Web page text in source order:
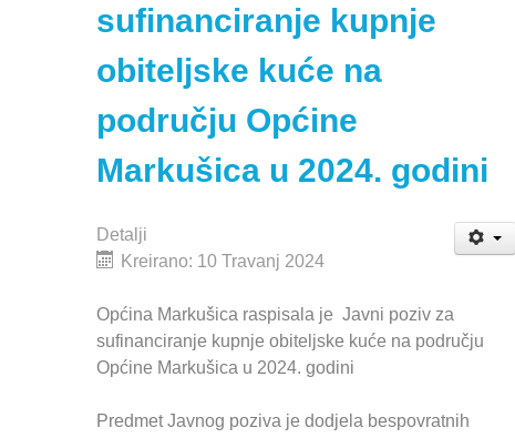
sufinanciranje kupnje
obiteljske kuće na
području Općine
Markušica u 2024. godini
Detalji
Kreirano: 10 Travanj 2024
Općina Markušica raspisala je Javni poziv za
sufinanciranje kupnje obiteljske kuće na području
Općine Markušica u 2024. godini
Predmet Javnog poziva je dodjela bespovratnih